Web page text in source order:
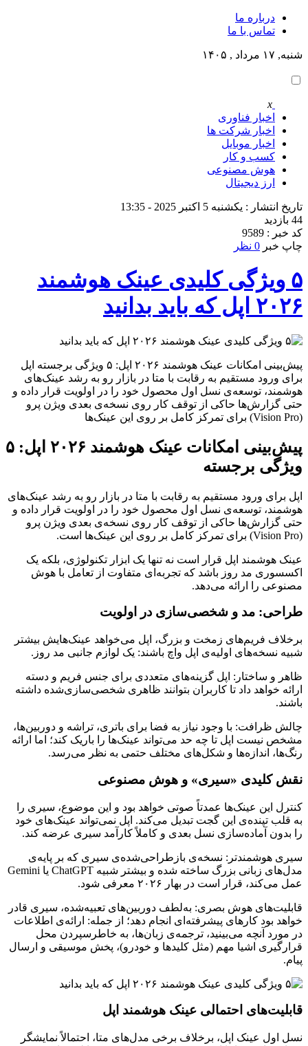
درباره ما
تماس با ما
شنبه, ۱۷ مرداد , ۱۴۰۵
x
اخبار فناوری
اخبار شرکت ها
اخبار موبایل
کسب و کار
هوش مصنوعی
ارز دیجیتال
تاریخ انتشار : یکشنبه 5 اکتبر 2025 - 13:35
44 بازدید
کد خبر : 9589
چاپ خبر 0 نظر
۵ ویژگی کلیدی عینک هوشمند
۲۰۲۶ اپل که باید بدانید
پیش‌بینی امکانات عینک هوشمند ۲۰۲۶ اپل: ۵ ویژگی برجسته اپل
برای ورود مستقیم به رقابت با متا در بازار رو به رشد عینک‌های
هوشمند، توسعه‌ی نسل اول محصول خود را در اولویت قرار داده و
حتی گزارش‌ها حاکی از توقف کار روی نسخه‌ی بعدی ویژن پرو
(Vision Pro) برای تمرکز کامل بر روی این عینک‌ها
پیش‌بینی امکانات عینک هوشمند ۲۰۲۶ اپل: ۵
ویژگی برجسته
اپل برای ورود مستقیم به رقابت با متا در بازار رو به رشد عینک‌های
هوشمند، توسعه‌ی نسل اول محصول خود را در اولویت قرار داده و
حتی گزارش‌ها حاکی از توقف کار روی نسخه‌ی بعدی ویژن پرو
(Vision Pro) برای تمرکز کامل بر روی این عینک‌ها است.
عینک هوشمند اپل قرار است نه تنها یک ابزار تکنولوژی، بلکه یک
اکسسوری مد روز باشد که تجربه‌ای متفاوت از تعامل با هوش
مصنوعی را ارائه می‌دهد.
طراحی: مد و شخصی‌سازی در اولویت
برخلاف فریم‌های زمخت و بزرگ، اپل می‌خواهد عینک‌هایش بیشتر
شبیه نسخه‌های اولیه‌ی اپل واچ باشند: یک لوازم جانبی مد روز.
ظاهر و ساختار: اپل گزینه‌های متعددی برای جنس فریم و دسته
ارائه خواهد داد تا کاربران بتوانند ظاهری شخصی‌سازی‌شده داشته
باشند.
چالش ظرافت: با وجود نیاز به فضا برای باتری، تراشه و دوربین‌ها،
مشخص نیست اپل تا چه حد می‌تواند عینک‌ها را باریک کند؛ اما ارائه
رنگ‌ها، اندازه‌ها و شکل‌های مختلف حتمی به نظر می‌رسد.
نقش کلیدی «سیری» و هوش مصنوعی
کنترل این عینک‌ها عمدتاً صوتی خواهد بود و این موضوع، سیری را
به قلب تپنده‌ی این گجت تبدیل می‌کند. اپل نمی‌تواند عینک‌های خود
را بدون آماده‌سازی نسل بعدی و کاملاً کارآمد سیری عرضه کند.
سیری هوشمندتر: نسخه‌ی بازطراحی‌شده‌ی سیری که بر پایه‌ی
مدل‌های زبانی بزرگ ساخته شده و بیشتر شبیه ChatGPT یا Gemini
عمل می‌کند، قرار است در بهار ۲۰۲۶ معرفی شود.
قابلیت‌های هوش بصری: به‌لطف دوربین‌های تعبیه‌شده، سیری قادر
خواهد بود کارهای پیشرفته‌ای انجام دهد؛ از جمله: ارائه‌ی اطلاعات
در مورد آنچه می‌بینید، ترجمه‌ی زبان‌ها، به خاطرسپردن محل
قرارگیری اشیا مهم (مثل کلیدها و خودرو)، پخش موسیقی و ارسال
پیام.
قابلیت‌های احتمالی عینک هوشمند اپل
نسل اول عینک اپل، برخلاف برخی مدل‌های متا، احتمالاً نمایشگر